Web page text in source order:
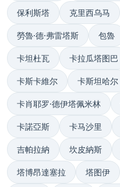
保利斯塔 克里西乌马
勞魯·德·弗雷塔斯 包魯
卡坦杜瓦 卡拉瓜塔图巴
卡斯卡維尔 卡斯坦哈尔
卡肖耶罗·德伊塔佩米林
卡諾亞斯 卡马沙里
吉帕拉納 坎皮納斯
塔博昂達塞拉 塔图伊